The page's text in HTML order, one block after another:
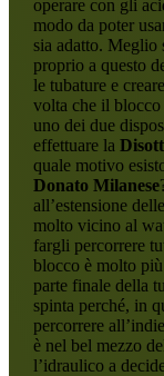
operare con gli
modo da poter
sia adatto. Meglio
proprio a questo
le tubature e
volta che il blocco
uno dei due
effettuare la
quale motivo
Donato Milanese
all’estensione
molto vicino al
fargli percorrere
blocco è molto
parte finale della
spinta perché, in
percorrere
è nel bel mezzo
l’idraulico a